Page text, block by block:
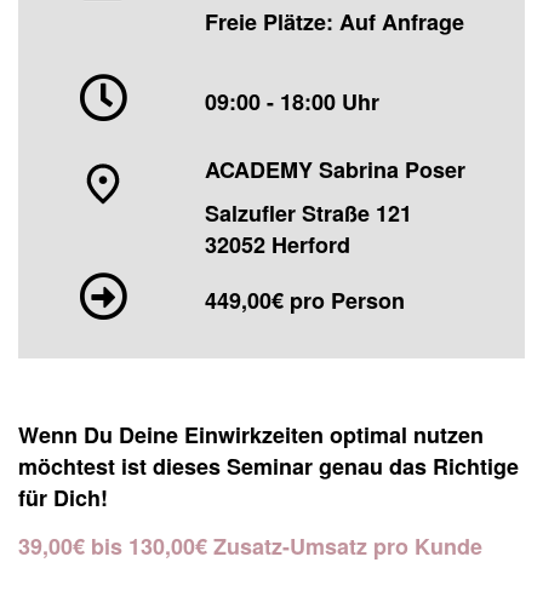
Freie Plätze: Auf Anfrage
09:00 - 18:00 Uhr
ACADEMYSabrina Poser
Salzufler Straße 121
32052 Herford
449,00€ pro Person
Wenn Du Deine Einwirkzeiten optimal nutzen
möchtest ist dieses Seminar genau das Richtige
für Dich!
39,00€ bis 130,00€ Zusatz-Umsatz pro Kunde